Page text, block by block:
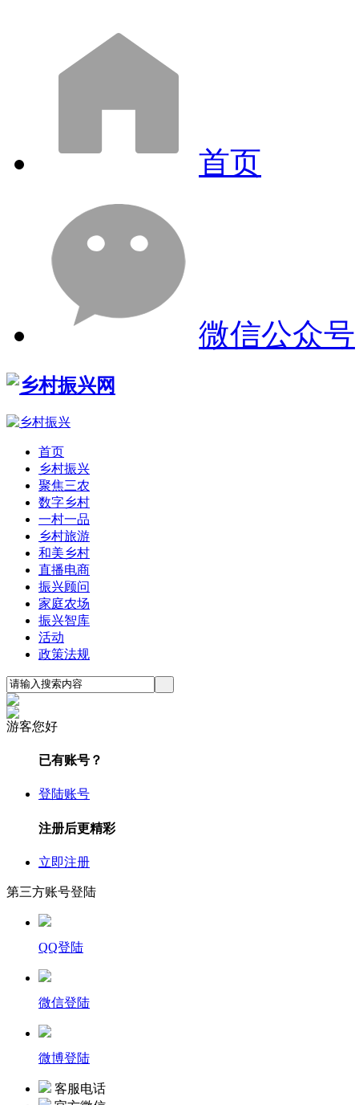
首页
微信公众号
首页
乡村振兴
聚焦三农
数字乡村
一村一品
乡村旅游
和美乡村
直播电商
振兴顾问
家庭农场
振兴智库
活动
政策法规
游客您好
已有账号？
登陆账号
注册后更精彩
立即注册
第三方账号登陆
QQ登陆
微信登陆
微博登陆
客服电话